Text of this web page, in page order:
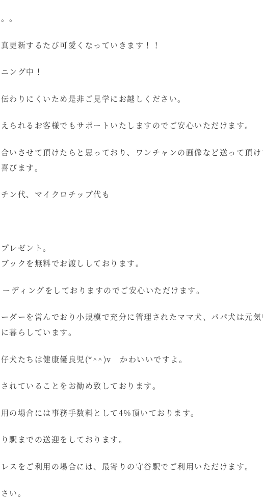
。
更新するたび可愛くなっていきます！！
ング中！
わりにくいため是非ご見学にお越しください。
られるお客様でもサポートいたしますのでご安心いただけます。
いさせて頂けたらと思っており、ワンチャンの画像など送って頂け
びます。
ン代、マイクロチップ代も
レゼント。
ックを無料でお渡ししております。
ディングをしておりますのでご安心いただけます。
ダーを営んでおり小規模で充分に管理されたママ犬、パパ犬は元
暮らしています。
犬たちは健康優良児(*^^)v かわいいですよ。
れていることをお勧め致しております。
の場合には事務手数料として4％頂いております。
駅までの送迎をしております。
スをご利用の場合には、最寄りの守谷駅でご利用いただけます。
い。